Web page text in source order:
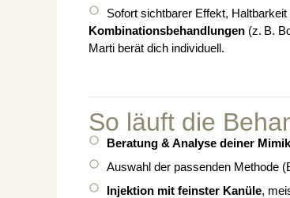
Sofort sichtbarer Effekt,
Kombinationsbehandlungen (z. B.
Marti berät dich individuell.
So läuft die
Beratung & Analyse deiner Mimik
Auswahl der passenden Methode
Injektion mit feinster Kanüle,